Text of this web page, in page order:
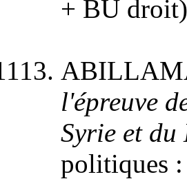
+ BU
l'épreuve
Syrie et du
politiques